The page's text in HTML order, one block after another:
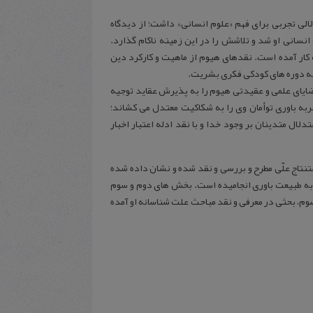
تجربی برای فهم «علوم انسانی» داشت؛ از دیدگاه
او شد و تلاشش را در این زمینه ناکام گذارد.
آمده است. نقدهای هیوم از ماهیت و کارکرد دین
دوره های کودکی فکری بشریت.
علمی و عقیدتی هیوم را به پذیرش عقاید توجیه
باوری توأمان وی را به شکاکیت معتدل می کشاند؛
متدینان بر وجود خدا و با نقد ادله اعتبار اخبار
علّی مطرح و بررسی و نقد شده و نشان داده شده
به طبیعت باوری انجامیده است. بخش های دوم و سوم
بحثی در معرفی و نقد مباحث علت شناسانه او آمده